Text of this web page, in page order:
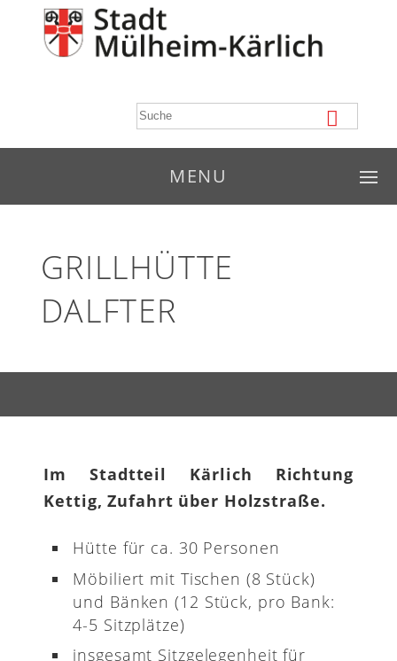
MENU
GRILLHÜTTE
DALFTER
Im Stadtteil Kärlich Richtung
Kettig, Zufahrt über Holzstraße.
Hütte für ca. 30 Personen
Möbiliert mit Tischen (8 Stück)
und Bänken (12 Stück, pro Bank:
4-5 Sitzplätze)
insgesamt Sitzgelegenheit für